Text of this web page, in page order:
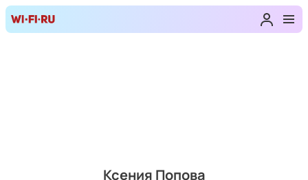
Ксения Попова